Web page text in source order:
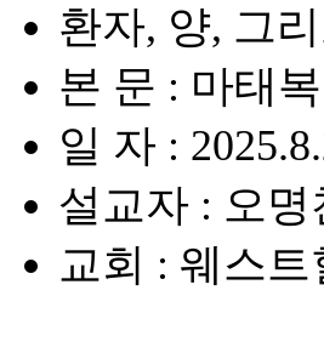
환자, 양, 그리
본 문 : 마태
일 자 :
설교자 : 오명
교회 : 웨스